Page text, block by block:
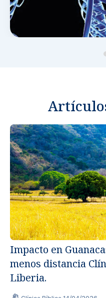
Impacto en
menos distancia
Liberia.